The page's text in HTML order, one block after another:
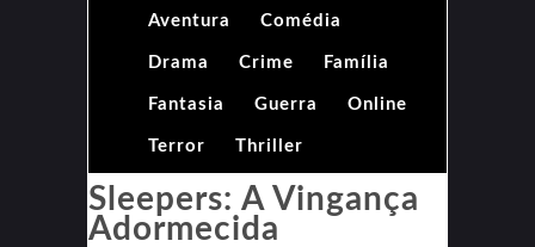
Aventura Comédia
Drama Crime Família
Fantasia Guerra Online
Terror Thriller
Sleepers: A Vingança
Adormecida